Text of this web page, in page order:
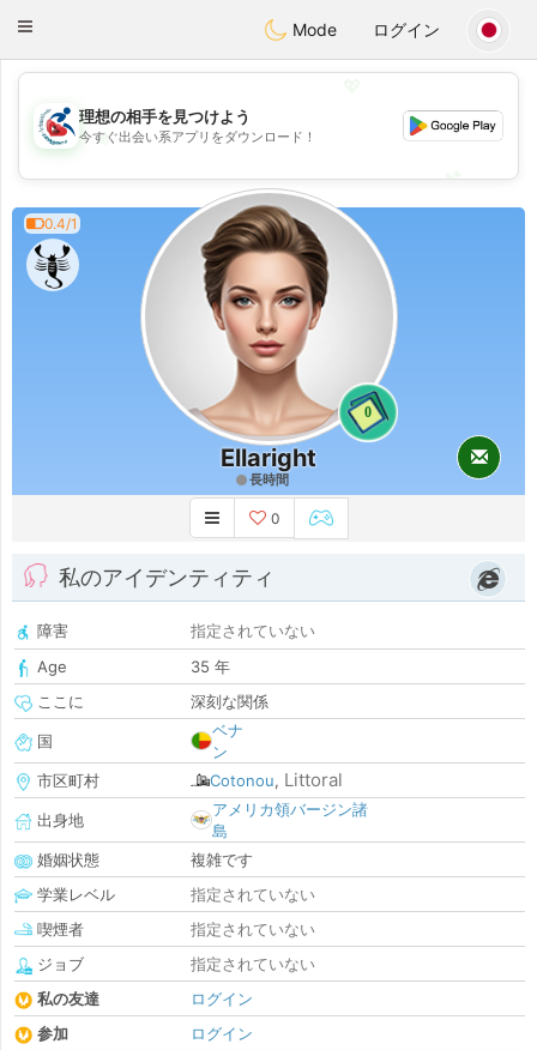
Handi Space
Toggle
Mode ログイン
💖
💕
理想の相手を見つけよう
今すぐ出会い系アプリをダウンロード！
0.4/1
0
Ellaright
長時間
0
私のアイデンティティ
障害
指定されていない
Age
35 年
ここに
深刻な関係
国
ベナ
ン
市区町村
Cotonou, Littoral
出身地
アメリカ領バージン諸
島
婚姻状態
複雑です
学業レベル
指定されていない
喫煙者
指定されていない
ジョブ
指定されていない
私の友達
ログイン
参加
ログイン